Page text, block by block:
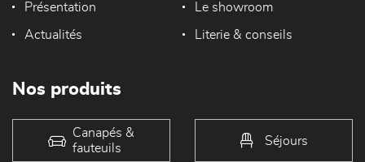
Présentation Le showroom
Actualités Literie & conseils
Nos produits
Canapés &
fauteuils
Séjours